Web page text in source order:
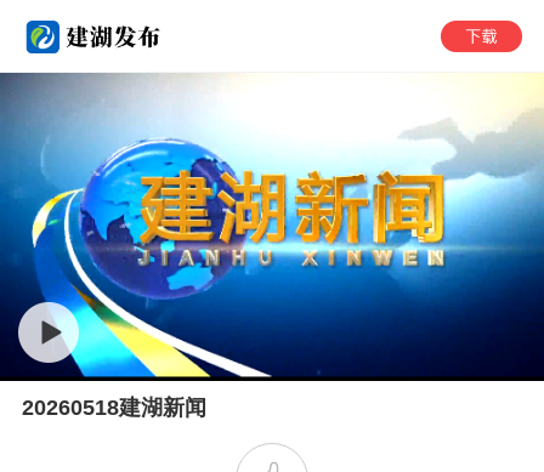
20260518建湖新闻